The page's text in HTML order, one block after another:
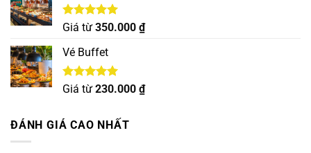
Được xếp
5 sao
Giá từ 350.000 ₫
Vé Buffet
Được xếp
Giá từ 230.000 ₫
ĐÁNH GIÁ CAO NHẤT